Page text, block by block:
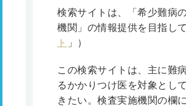
検索サイトは、「希少難病
機関」の情報提供を目指し
ト
」）
この検索サイトは、主に難
るかかりつけ医を対象とし
きたい。検査実施機関の欄